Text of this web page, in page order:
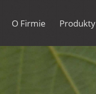
O Firmie Produkty